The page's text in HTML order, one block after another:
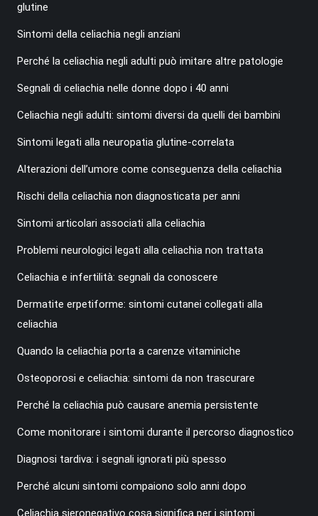
glutine
Sintomi della celiachia negli anziani
Perché la celiachia negli adulti può imitare altre patologie
Segnali di celiachia nelle donne dopo i 40 anni
Celiachia negli adulti: sintomi diversi da quelli dei bambini
Sintomi legati alla neuropatia glutine-correlata
Alterazioni dell’umore come conseguenza della celiachia
Rischi della celiachia non diagnosticata per anni
Sintomi articolari associati alla celiachia
Problemi neurologici legati alla celiachia non trattata
Celiachia e infertilità: segnali da conoscere
Dermatite erpetiforme: sintomi cutanei collegati alla
celiachia
Quando la celiachia porta a carenze vitaminiche
Osteoporosi e celiachia: sintomi da non trascurare
Perché la celiachia può causare anemia persistente
Come monitorare i sintomi durante il percorso diagnostico
Diagnosi tardiva: i segnali ignorati più spesso
Perché alcuni sintomi compaiono solo anni dopo
Celiachia sieronegativo cosa significa per i sintomi